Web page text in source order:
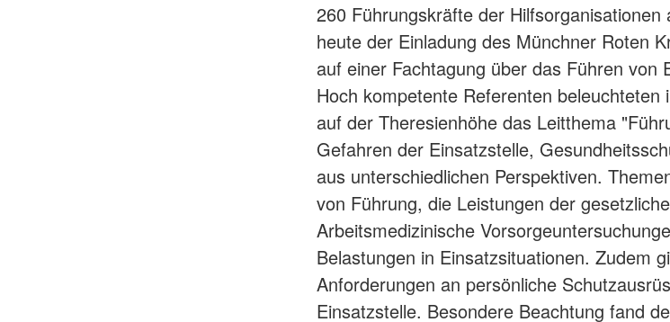
260 Führungskräfte der
heute der Einladung des Münchner Roten
auf einer Fachtagung über das Führen von
Hoch kompetente Referenten beleuchteten
auf der Theresienhöhe das Leitthema
Gefahren der Einsatzstelle,
aus unterschiedlichen Perspektiven.
von Führung, die Leistungen der
Arbeitsmedizinische
Belastungen in Einsatzsituationen. Zudem
Anforderungen an persönliche
Einsatzstelle. Besondere Beachtung fand